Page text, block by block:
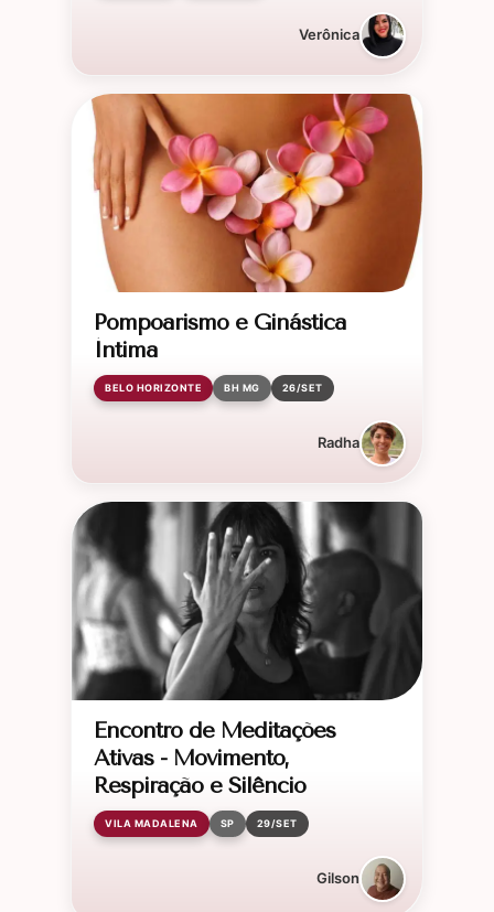
Verônica
Pompoarismo e Ginástica
Íntima
BELO HORIZONTE BH MG 26/SET
Radha
Encontro de Meditações
Ativas - Movimento,
Respiração e Silêncio
VILA MADALENA SP 29/SET
Gilson